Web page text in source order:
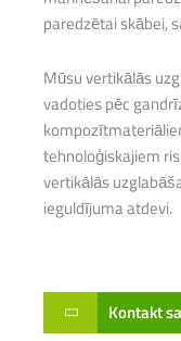
paredzētai skābei,
Mūsu vertikālās
vadoties pēc
tehnoloģiskajiem
vertikālās
ieguldījuma atdevi.
Kontakt